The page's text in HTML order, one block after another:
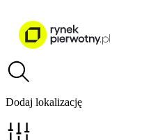
Dodaj lokalizację